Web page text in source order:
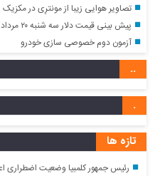
تصاویر هوایی زیبا از مونترِی در مکزیک
پیش‌ بینی قیمت دلار سه شنبه ۲۰ مرداد ۱۴۰۵ / احتمال عقب‌نشینی به این بازه قیمتی
آزمون دوم خصوصی سازی خودرو
..
.
تازه ها
رئیس جمهور کلمبیا وضعیت اضطراری